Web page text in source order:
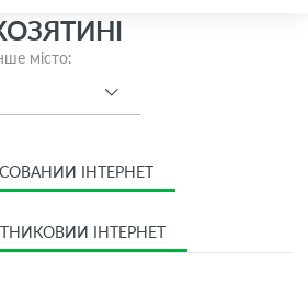
місто:
ІНТЕРНЕТ
ІНТЕРНЕТ